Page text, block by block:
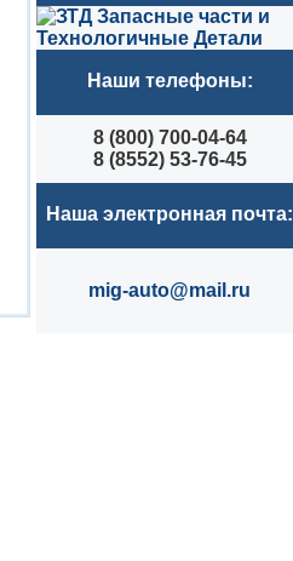
Наши телефоны:
8 (800) 700-04-64
8 (8552) 53-76-45
Наша электронная почта:
mig-auto@mail.ru